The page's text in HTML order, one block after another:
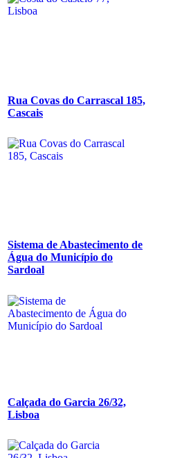
Rua Covas do Carrascal 185,
Cascais
Sistema de Abastecimento de
Água do Município do
Sardoal
Calçada do Garcia 26/32,
Lisboa